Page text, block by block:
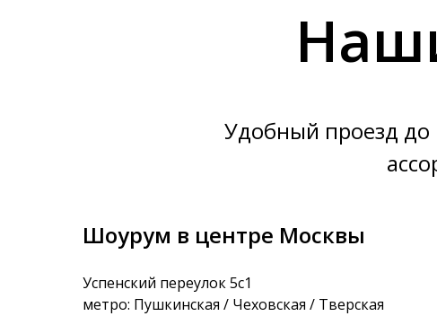
Удобный проезд до
Шоурум в центре Москвы
Успенский переулок 5с1
метро: Пушкинская / Чеховская / Тверская